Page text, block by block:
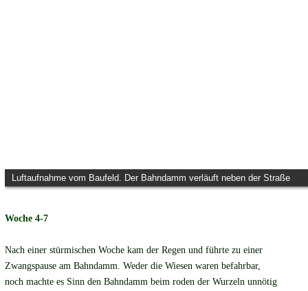
Luftaufnahme vom Baufeld. Der Bahndamm verläuft neben der Straße
Woche 4-7
Nach einer stürmischen Woche kam der Regen und führte zu einer
Zwangspause am Bahndamm. Weder die Wiesen waren befahrbar,
noch machte es Sinn den Bahndamm beim roden der Wurzeln unnötig